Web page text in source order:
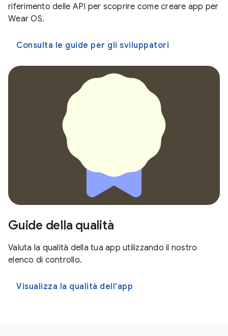
riferimento delle API per scoprire come creare app per
Wear OS.
Consulta le guide per gli sviluppatori
Guide della qualità
Valuta la qualità della tua app utilizzando il nostro
elenco di controllo.
Visualizza la qualità dell'app